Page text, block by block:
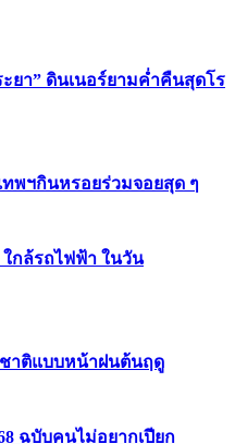
ยา” ดินเนอร์ยามค่ำคืนสุดโร
ทพฯกินหรอยร่วมจอยสุด ๆ
ใกล้รถไฟฟ้า ในวัน
ชาติแบบหน้าฝนต้นฤดู️
ฉบับคนไม่อยากเปียก